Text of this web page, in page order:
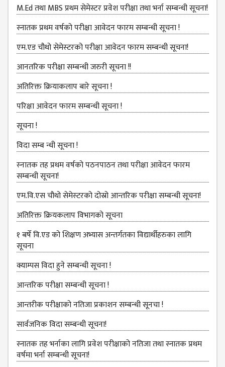
RESEARCH
MANAGEMENT
CELL
EDUCATIONAL
CONSULTANT
OTHER
COMMITTEE &
CELL
EXAMINATION
MANAGEMENT
COMMITTEE
LIBRARY
MANAGEMENT
COMMITTEE
COMPUTER
MANAGEMENT
CELL
PRACTICE
TEACHING
MANAGEMENT
DEPARTMENT
ECA
DEPARTMENT
NEPALI
DEPARTMENT
M.Ed तथा MBS प्रथम सेमेस्टर प्रवेश परीक्षा तथा भर्ना सम्बन्धी सूचना!
स्नातक प्रथम वर्षको परीक्षा आवेदन फारम सम्बन्धी सूचना !
एम.एड चौथो सेमेस्‍टरको परीक्षा आवेदन फारम सम्बन्धी सूचना!
आनतरिक परीक्षा सम्बन्धी जरुरी सूचना !!
अतिरिक्त क्रियाकलाप बारे सूचना !
परिक्षा आवेदन फारम सम्बन्धी सूचना !
सूचना !
विदा सम्ब न्धी सूचना !
स्‍नातक तह प्रथम वर्षको पठनपाठन तथा परीक्षा आवेदन फारम
सम्बन्धी सूचना!
एम.वि.एस चौथो सेमेस्‍टरको दोस्रो आन्तरिक परीक्षा सम्बन्धी सूचना!
अतिरिक्त क्रियकलाप विभागको सूचना
१ बर्षे वि.एड को शिक्षण अभ्यास अन्तर्गतका विद्यार्थीहरुका लागि
सूचना
क्याम्पस विदा हुने सम्बन्धी सूचना !
आन्‍तरिक परीक्षा सम्बन्धी सूचना !
आन्तरीक परीक्षाको नतिजा प्रकाशन सम्बन्धी सूनचा !
सार्वजनिक विदा सम्बन्धी सूचना!
स्नातक तह भर्नाका लागि प्रवेश परीक्षाको नतिजा तथा स्नातक प्रथम
वर्षमा भर्ना सम्बन्धी सूचना!